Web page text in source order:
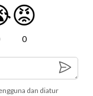
😡
0
dan diatur